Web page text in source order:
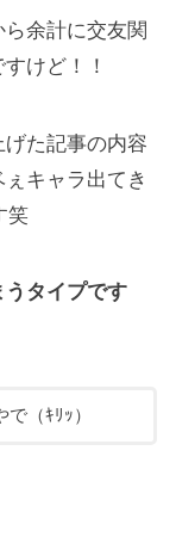
余計に交友関
けど！！
た記事の内容
キャラ出てき
笑
うタイプです
（ｷﾘｯ）